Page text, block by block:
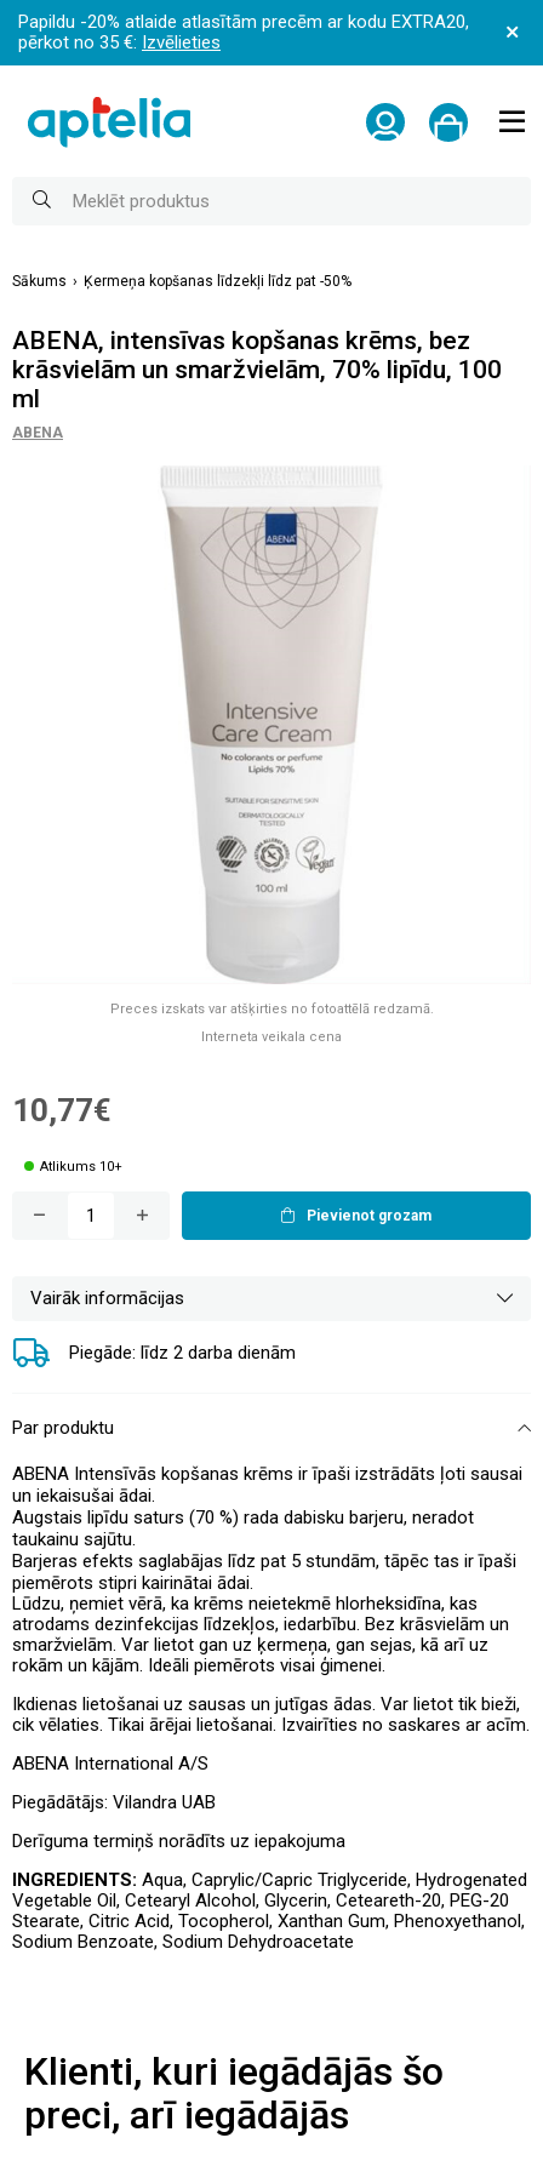
Papildu -20% atlaide atlasītām precēm ar kodu EXTRA20,
pērkot no 35 €: Izvēlieties
Sākums Ķermeņa kopšanas līdzekļi līdz pat -50%
ABENA, intensīvas kopšanas krēms, bez
krāsvielām un smaržvielām, 70% lipīdu, 100
ml
ABENA
Preces izskats var atšķirties no fotoattēlā redzamā.
Interneta veikala cena
10,77€
Atlikums 10+
Pievienot grozam
Vairāk informācijas
Piegāde: līdz 2 darba dienām
Par produktu
ABENA Intensīvās kopšanas krēms ir īpaši izstrādāts ļoti sausai
un iekaisušai ādai.
Augstais lipīdu saturs (70 %) rada dabisku barjeru, neradot
taukainu sajūtu.
Barjeras efekts saglabājas līdz pat 5 stundām, tāpēc tas ir īpaši
piemērots stipri kairinātai ādai.
Lūdzu, ņemiet vērā, ka krēms neietekmē hlorheksidīna, kas
atrodams dezinfekcijas līdzekļos, iedarbību. Bez krāsvielām un
smaržvielām. Var lietot gan uz ķermeņa, gan sejas, kā arī uz
rokām un kājām. Ideāli piemērots visai ģimenei.
Ikdienas lietošanai uz sausas un jutīgas ādas. Var lietot tik bieži,
cik vēlaties. Tikai ārējai lietošanai. Izvairīties no saskares ar acīm.
ABENA International A/S
Piegādātājs: Vilandra UAB
Derīguma termiņš norādīts uz iepakojuma
INGREDIENTS: Aqua, Caprylic/Capric Triglyceride, Hydrogenated
Vegetable Oil, Cetearyl Alcohol, Glycerin, Ceteareth-20, PEG-20
Stearate, Citric Acid, Tocopherol, Xanthan Gum, Phenoxyethanol,
Sodium Benzoate, Sodium Dehydroacetate
Klienti, kuri iegādājās šo
preci, arī iegādājās